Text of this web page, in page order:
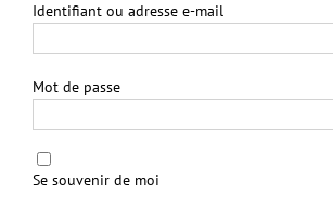
Identifiant ou adresse e-mail
Mot de passe
Se souvenir de moi